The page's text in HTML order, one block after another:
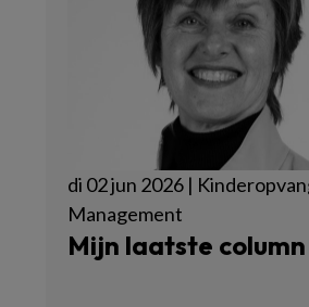
di 02 jun 2026 |
Management
Mijn laatste column